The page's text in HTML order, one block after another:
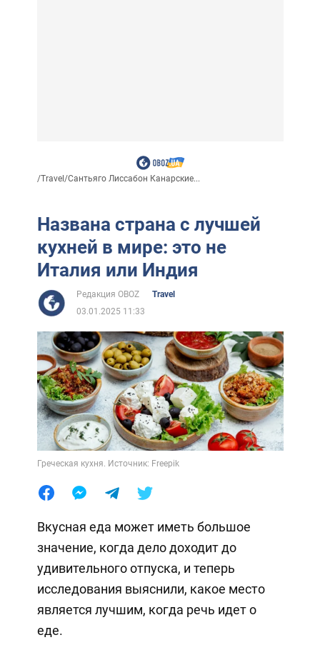
/Travel /Сантьяго Лиссабон Канарские...
Названа страна с лучшей
кухней в мире: это не
Италия или Индия
Редакция OBOZ
Travel
03.01.2025 11:33
Греческая кухня. Источник: Freepik
Вкусная еда может иметь большое
значение, когда дело доходит до
удивительного отпуска, и теперь
исследования выяснили, какое место
является лучшим, когда речь идет о
еде.